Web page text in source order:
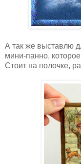
А так же выставлю
мини-панно,
Стоит на полочке,